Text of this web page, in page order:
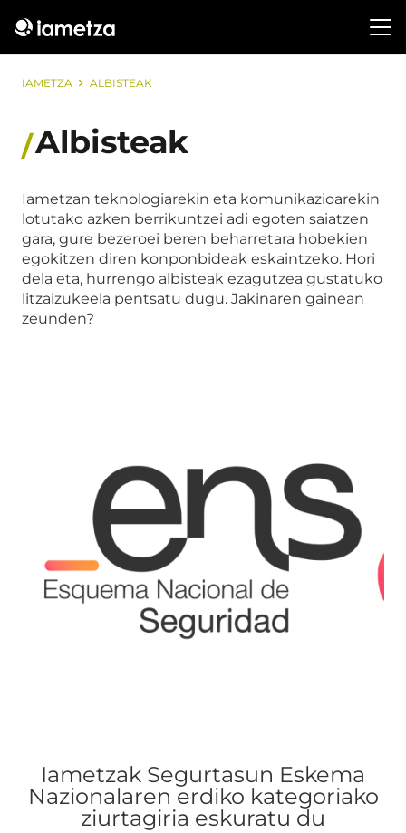
IAMETZA ALBISTEAK
Albisteak
Iametzan teknologiarekin eta komunikazioarekin
lotutako azken berrikuntzei adi egoten saiatzen
gara, gure bezeroei beren beharretara hobekien
egokitzen diren konponbideak eskaintzeko. Hori
dela eta, hurrengo albisteak ezagutzea gustatuko
litzaizukeela pentsatu dugu. Jakinaren gainean
zeunden?
Iametzak Segurtasun Eskema
Nazionalaren erdiko kategoriako
ziurtagiria eskuratu du